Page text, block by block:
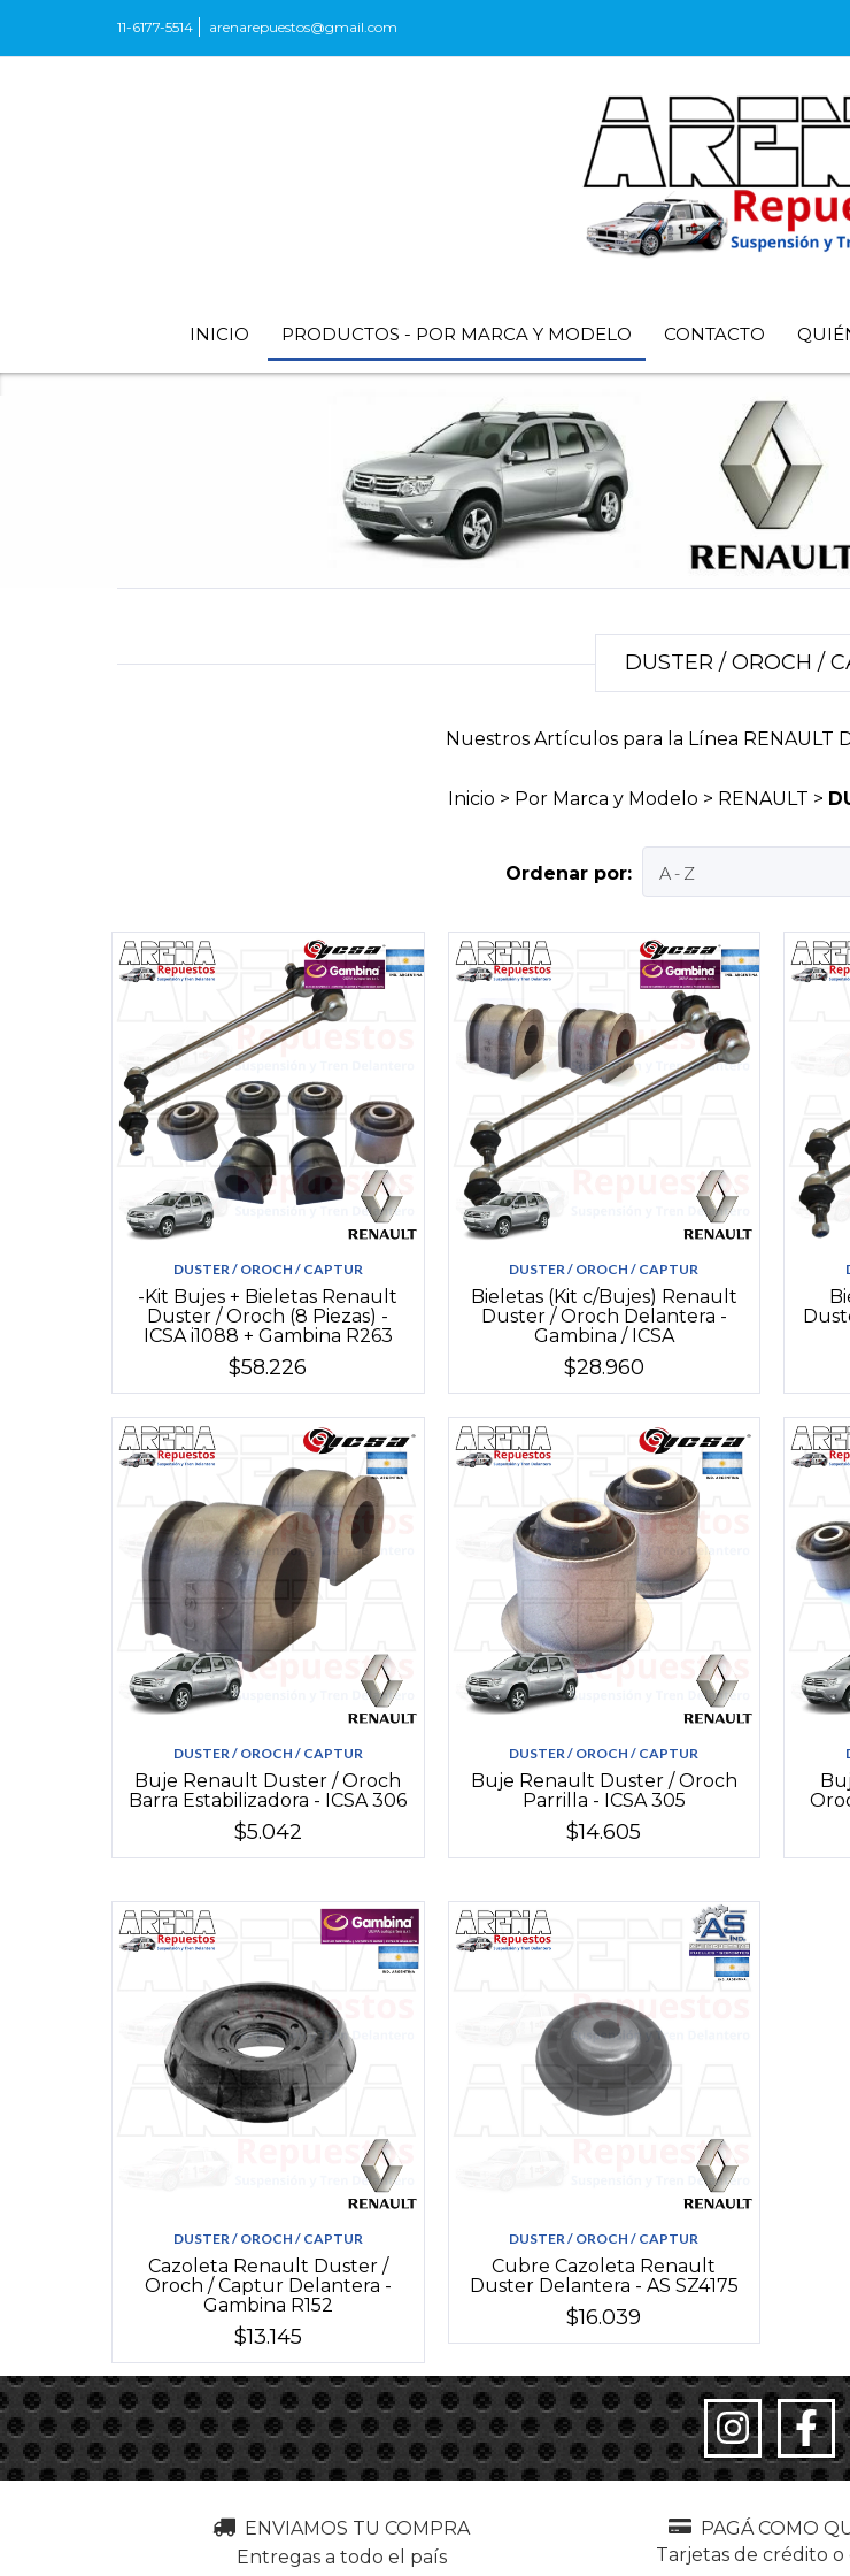
11-6177-5514 arenarepuestos@gmail.com
INICIO PRODUCTOS - POR MARCA Y MODELO CONTACTO
DUSTER / OROCH /
Nuestros Artículos para la Línea RENAULT
Inicio > Por Marca y Modelo > RENAULT >
Ordenar por:
DUSTER / OROCH / CAPTUR
-Kit Bujes + Bieletas Renault
Duster / Oroch (8 Piezas) -
ICSA i1088 + Gambina R263
$58.226
DUSTER / OROCH / CAPTUR
Bieletas (Kit c/Bujes) Renault
Duster / Oroch Delantera -
Gambina / ICSA
$28.960
DUSTER / OROCH / CAPTUR
Buje Renault Duster / Oroch
Barra Estabilizadora - ICSA 306
$5.042
DUSTER / OROCH / CAPTUR
Buje Renault Duster / Oroch
Parrilla - ICSA 305
$14.605
DUSTER / OROCH / CAPTUR
Cazoleta Renault Duster /
Oroch / Captur Delantera -
Gambina R152
$13.145
DUSTER / OROCH / CAPTUR
Cubre Cazoleta Renault
Duster Delantera - AS SZ4175
$16.039
ENVIAMOS TU COMPRA
Entregas a todo el país
PAGÁ COMO
Tarjetas de crédito o